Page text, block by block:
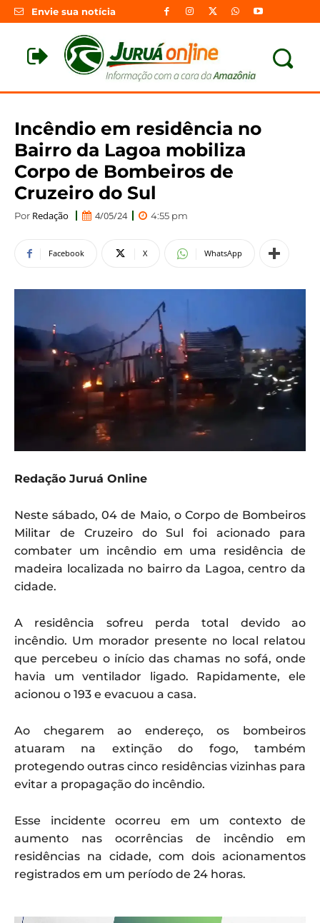
Envie sua notícia
Incêndio em residência no
Bairro da Lagoa mobiliza
Corpo de Bombeiros de
Cruzeiro do Sul
Por Redação 4/05/24 4:55 pm
Facebook X WhatsApp
Redação Juruá Online
Neste sábado, 04 de Maio, o Corpo de Bombeiros
Militar de Cruzeiro do Sul foi acionado para
combater um incêndio em uma residência de
madeira localizada no bairro da Lagoa, centro da
cidade.
A residência sofreu perda total devido ao
incêndio. Um morador presente no local relatou
que percebeu o início das chamas no sofá, onde
havia um ventilador ligado. Rapidamente, ele
acionou o 193 e evacuou a casa.
Ao chegarem ao endereço, os bombeiros
atuaram na extinção do fogo, também
protegendo outras cinco residências vizinhas para
evitar a propagação do incêndio.
Esse incidente ocorreu em um contexto de
aumento nas ocorrências de incêndio em
residências na cidade, com dois acionamentos
registrados em um período de 24 horas.